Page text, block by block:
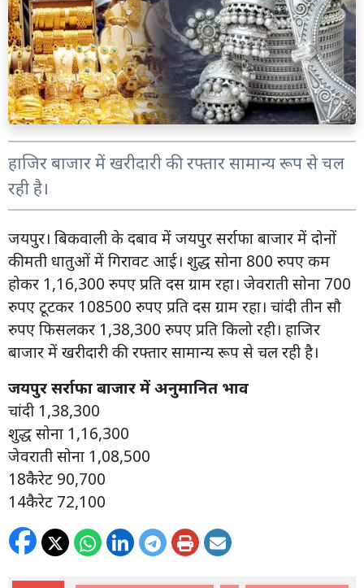
हाजिर बाजार में खरीदारी की रफ्तार सामान्य रूप से चल
रही है।
जयपुर। बिकवाली के दबाव में जयपुर सर्राफा बाजार में दोनों
कीमती धातुओं में गिरावट आई। शुद्ध सोना 800 रुपए कम
होकर 1,16,300 रुपए प्रति दस ग्राम रहा। जेवराती सोना 700
रुपए टूटकर 108500 रुपए प्रति दस ग्राम रहा। चांदी तीन सौ
रुपए फिसलकर 1,38,300 रुपए प्रति किलो रही। हाजिर
बाजार में खरीदारी की रफ्तार सामान्य रूप से चल रही है।
जयपुर सर्राफा बाजार में अनुमानित भाव
चांदी 1,38,300
शुद्ध सोना 1,16,300
जेवराती सोना 1,08,500
18कैरेट 90,700
14कैरेट 72,100